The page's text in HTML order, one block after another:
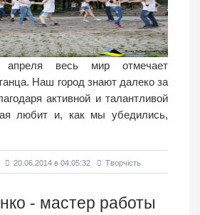
апреля весь мир отмечает
Наш город знают далеко за
активной и талантливой
любит и, как мы убедились,
20.06.2014 в 04:05:32 Творчість
- мастер работы